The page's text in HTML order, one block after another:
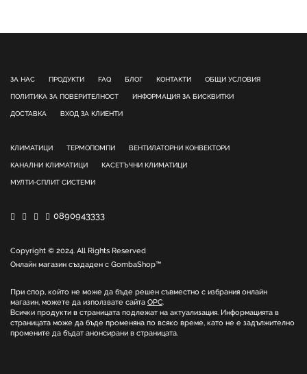
ЗА НАС ПРОДУКТИ FAQ БЛОГ КОНТАКТИ ОБЩИ УСЛОВИЯ
ПОЛИТИКА ЗА ПОВЕРИТЕЛНОСТ ИНФОРМАЦИЯ ЗА БИСКВИТКИ
ДОСТАВКА ВХОД ЗА КЛИЕНТИ
КЛИМАТИЦИ ТЕРМОПОМПИ ВЕНТИЛАТОРНИ КОНВЕКТОРИ
КАНАЛНИ КЛИМАТИЦИ КАСЕТЪЧНИ КЛИМАТИЦИ
МУЛТИ-СПЛИТ СИСТЕМИ
0890943333
Copyright © 2024. All Rights Reserved
Онлайн магазин създаден с GombaShop™
При спор, който не може да бъде решен съвместно с избрания онлайн
магазин, можете да използвате сайта ОРС.
Всички продукти в страницата подлежат на актуализация. Информацията в
страницата може да бъде променяна по всяко време, като не е задължително
промените да бъдат анонсирани в страницата.